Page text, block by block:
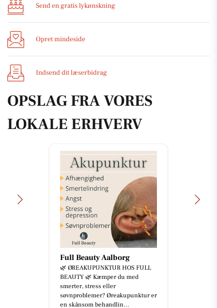
Send en gratis lykønskning
Opret mindeside
Indsend dit læserbidrag
OPSLAG FRA VORES
LOKALE ERHVERV
Full Beauty Aalborg
🌿 ØREAKUPUNKTUR HOS FULL
BEAUTY 🌿 Kæmper du med
smerter, stress eller
søvnproblemer? Øreakupunktur er
en skånsom behandlin...